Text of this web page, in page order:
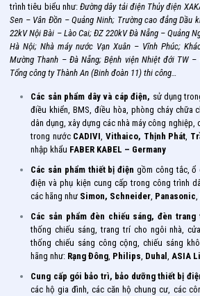
trình tiêu biểu như:Đường dây tải điện Thủy điện
Sen – Vân Đồn – Quảng Ninh; Trường cao đẳng Dầu
22kV Nội Bài – Lào Cai; ĐZ 220kV Đà Nẵng – Quảng
Hà Nội; Nhà máy nước Vạn Xuân – Vĩnh Phúc;
Mường Thanh – Đà Nẵng; Bệnh viện Nhiệt đới TW
Tổng công ty Thành An (Binh đoàn 11) thi công…
Các sản phẩm dây và cáp điện, sử dụng
điều khiển, BMS, điều hòa, phòng cháy chữa
dân dụng, xây dựng các nhà máy công nghiệp,
trong nước CADIVI,Vithaico, Thịnh Phát,
nhập khẩu FABER KABEL – Germany
Các sản phẩm thiết bị điện gồm công tắc, ổ
điện và phụ kiện cung cấp trong công trình
các hãng như Simon, Schneider, Panasonic,
Các sản phẩm đèn chiếu sáng, đèn trang
thống chiếu sáng, trang trí cho ngôi nhà,
thống chiếu sáng công cộng, chiếu sáng
hãng như: Rạng Đông, Philips, Duhal,ASIA
Cung cấp gói bảo trì, bảo dưỡng thiết bị
các hộ gia đình, các căn hộ chung cư, các